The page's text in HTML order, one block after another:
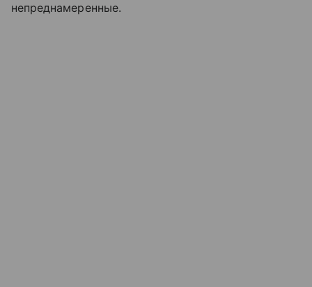
непреднамеренные.